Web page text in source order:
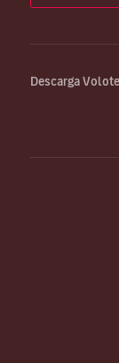
Descarga